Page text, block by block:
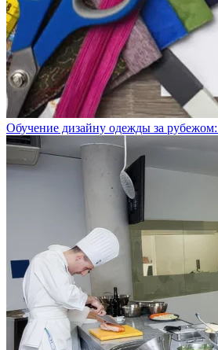
Обучение дизайну одежды за